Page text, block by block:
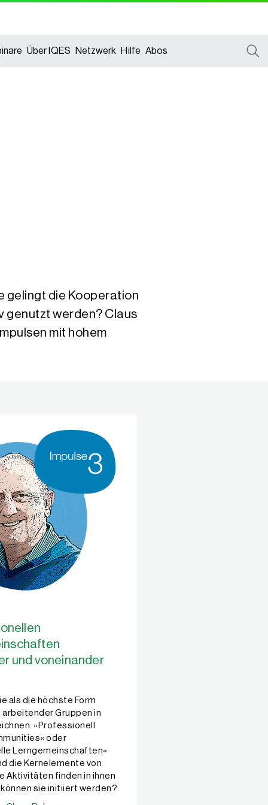
Über IQES Netzwerk Hilfe Abos
gelingt die Kooperation
genutzt werden? Claus
mit hohem
und voneinander
als die höchste Form
Gruppen in
»Professionell
oder
Lerngemeinschaften«
die Kernelemente von
Aktivitäten finden in ihnen
sie initiiert werden?